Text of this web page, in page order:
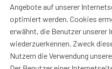
Angebote auf unserer
optimiert werden. Cookies
erwähnt, die Benutzer unserer
wiederzuerkennen. Zweck
Nutzern die Verwendung